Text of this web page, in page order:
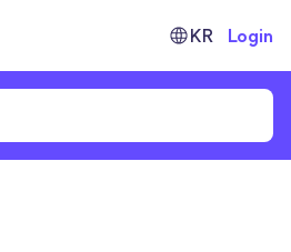
KR Login